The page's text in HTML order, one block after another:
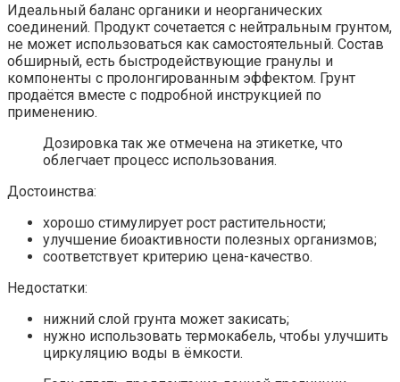
Идеальный баланс органики и неорганических
соединений. Продукт сочетается с нейтральным грунтом,
не может использоваться как самостоятельный. Состав
обширный, есть быстродействующие гранулы и
компоненты с пролонгированным эффектом. Грунт
продаётся вместе с подробной инструкцией по
применению.
Дозировка так же отмечена на этикетке, что
облегчает процесс использования.
Достоинства:
хорошо стимулирует рост растительности;
улучшение биоактивности полезных организмов;
соответствует критерию цена-качество.
Недостатки:
нижний слой грунта может закисать;
нужно использовать термокабель, чтобы улучшить
циркуляцию воды в ёмкости.